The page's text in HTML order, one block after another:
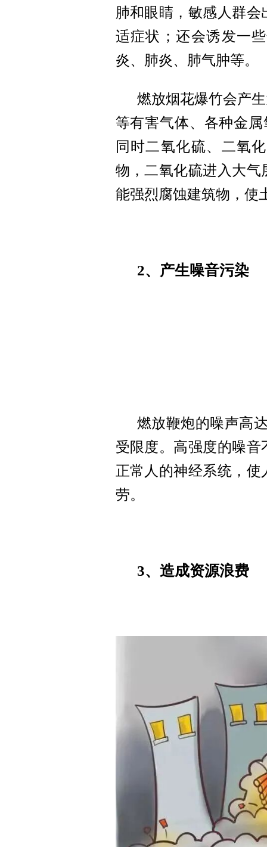
肺和眼睛，敏感人群
适症状；还会诱发一
炎、肺炎、肺气肿等。
燃放烟花爆竹会产
等有害气体、各种金
同时二氧化硫、二氧
物，二氧化硫进入大
能强烈腐蚀建筑物，使
2、产生噪音污染
燃放鞭炮的噪声高
受限度。高强度的噪
正常人的神经系统，
劳。
3、造成资源浪费